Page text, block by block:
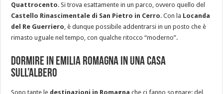
Quattrocento. Si trova esattamente in un parco, ovvero quello del
Castello Rinascimentale di San Pietro in Cerro. Con la Locanda
del Re Guerriero , è dunque possibile addentrarsi in un posto che è
rimasto uguale nel tempo, con qualche ritocco “moderno”.
Dormire in Emilia Romagna in una casa
sull’albero
Sono tante le destinazioni in Romagna che ci fanno sognare: del